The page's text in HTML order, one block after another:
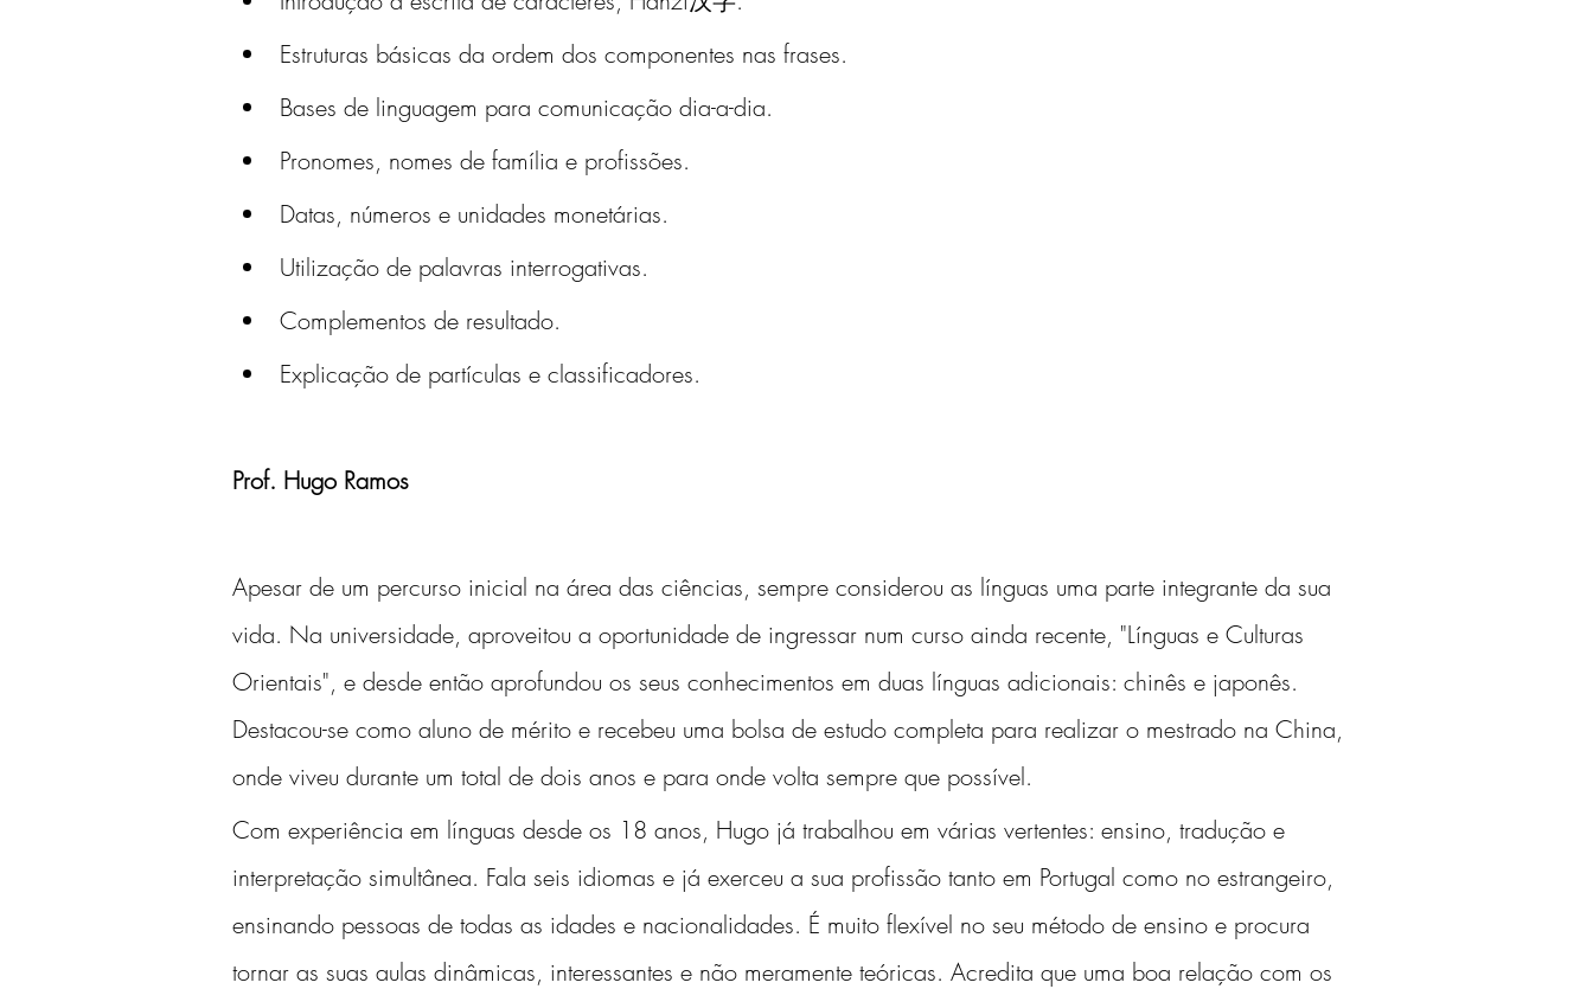
Estruturas básicas da ordem dos componentes nas frases.
Bases de linguagem para comunicação dia-a-dia.
Pronomes, nomes de família e profissões.
Datas, números e unidades monetárias.
Utilização de palavras interrogativas.
Complementos de resultado.
Explicação de partículas e classificadores.
Prof. Hugo Ramos
Apesar de um percurso inicial na área das ciências, sempre considerou as línguas uma parte integrante da sua
vida. Na universidade, aproveitou a oportunidade de ingressar num curso ainda recente, "Línguas e Culturas
Orientais", e desde então aprofundou os seus conhecimentos em duas línguas adicionais: chinês e japonês.
Destacou-se como aluno de mérito e recebeu uma bolsa de estudo completa para realizar o mestrado na China,
onde viveu durante um total de dois anos e para onde volta sempre que possível.
Com experiência em línguas desde os 18 anos, Hugo já trabalhou em várias vertentes: ensino, tradução e
interpretação simultânea. Fala seis idiomas e já exerceu a sua profissão tanto em Portugal como no estrangeiro,
ensinando pessoas de todas as idades e nacionalidades. É muito flexível no seu método de ensino e procura
tornar as suas aulas dinâmicas, interessantes e não meramente teóricas. Acredita que uma boa relação com os